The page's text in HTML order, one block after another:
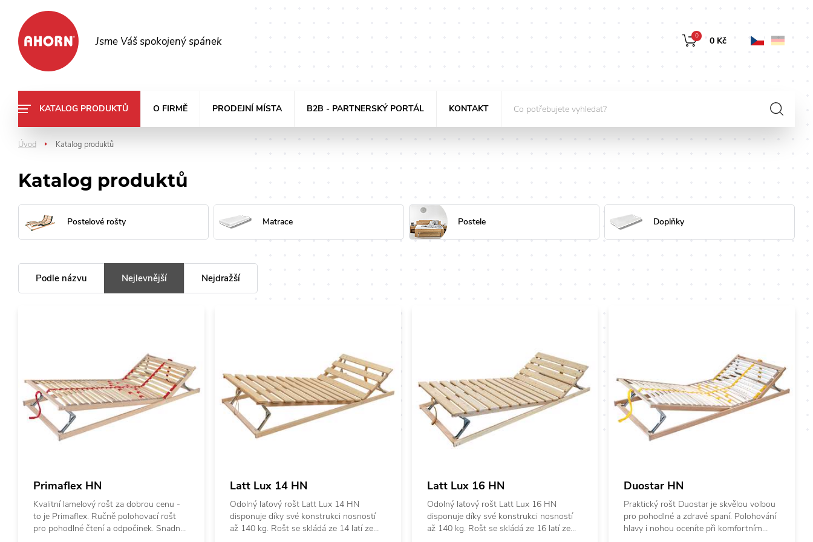
Jsme Váš spokojený spánek 0 Kč
0
KATALOG PRODUKTŮ O FIRMĚ PRODEJNÍ MÍSTA B2B - PARTNERSKÝ PORTÁL KONTAKT
Úvod Katalog produktů
Katalog produktů
Postelové rošty Matrace Postele Doplňky
Podle názvu Nejlevnější Nejdražší
Primaflex HN
Kvalitní lamelový rošt za dobrou cenu -
to je Primaflex. Ručně polohovací rošt
pro pohodlné čtení a odpočinek. Snadné
Latt Lux 14 HN
Odolný laťový rošt Latt Lux 14 HN
disponuje díky své konstrukci nosností
až 140 kg. Rošt se skládá ze 14 latí ze
Latt Lux 16 HN
Odolný laťový rošt Latt Lux 16 HN
disponuje díky své konstrukci nosností
až 140 kg. Rošt se skládá ze 16 latí ze
Duostar HN
Praktický rošt Duostar je skvělou volbou
pro pohodlné a zdravé spaní. Polohování
hlavy i nohou oceníte při komfortním